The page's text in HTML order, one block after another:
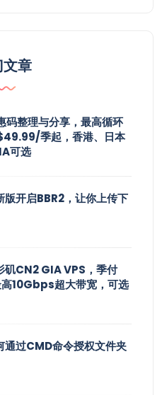
章
码整理与分享，最高循环
季起，香港、日本
可选
开启BBR2，让你上传下
矶CN2 GIA VPS，季付
10Gbps超大带宽，可选
过CMD命令授权文件夹